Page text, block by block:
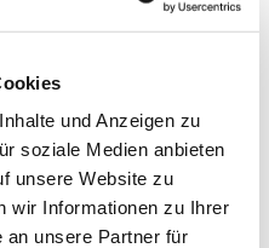
und Anzeigen zu
soziale Medien anbieten
unsere Website zu
wir Informationen zu Ihrer
an unsere Partner für